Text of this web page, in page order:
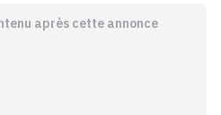
après cette annonce